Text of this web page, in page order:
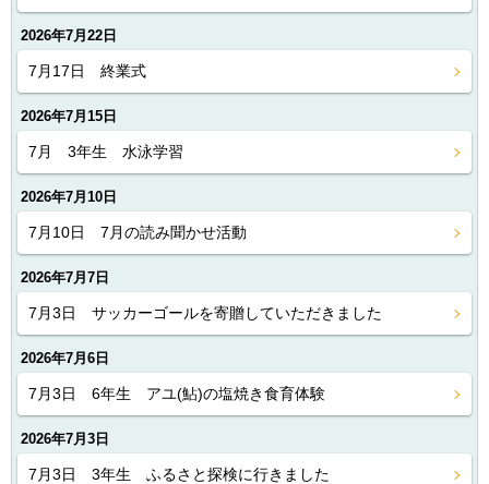
2026年7月22日
7月17日 終業式
2026年7月15日
7月 3年生 水泳学習
2026年7月10日
7月10日 7月の読み聞かせ活動
2026年7月7日
7月3日 サッカーゴールを寄贈していただきました
2026年7月6日
7月3日 6年生 アユ(鮎)の塩焼き食育体験
2026年7月3日
7月3日 3年生 ふるさと探検に行きました